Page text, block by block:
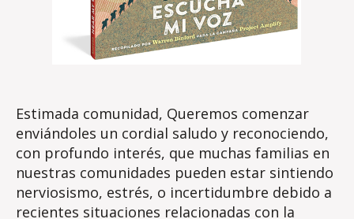
Estimada comunidad, Queremos comenzar
enviándoles un cordial saludo y reconociendo,
con profundo interés, que muchas familias en
nuestras comunidades pueden estar sintiendo
nerviosismo, estrés, o incertidumbre debido a
recientes situaciones relacionadas con la